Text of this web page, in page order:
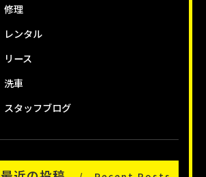
修理
レンタル
リース
洗車
スタッフブログ